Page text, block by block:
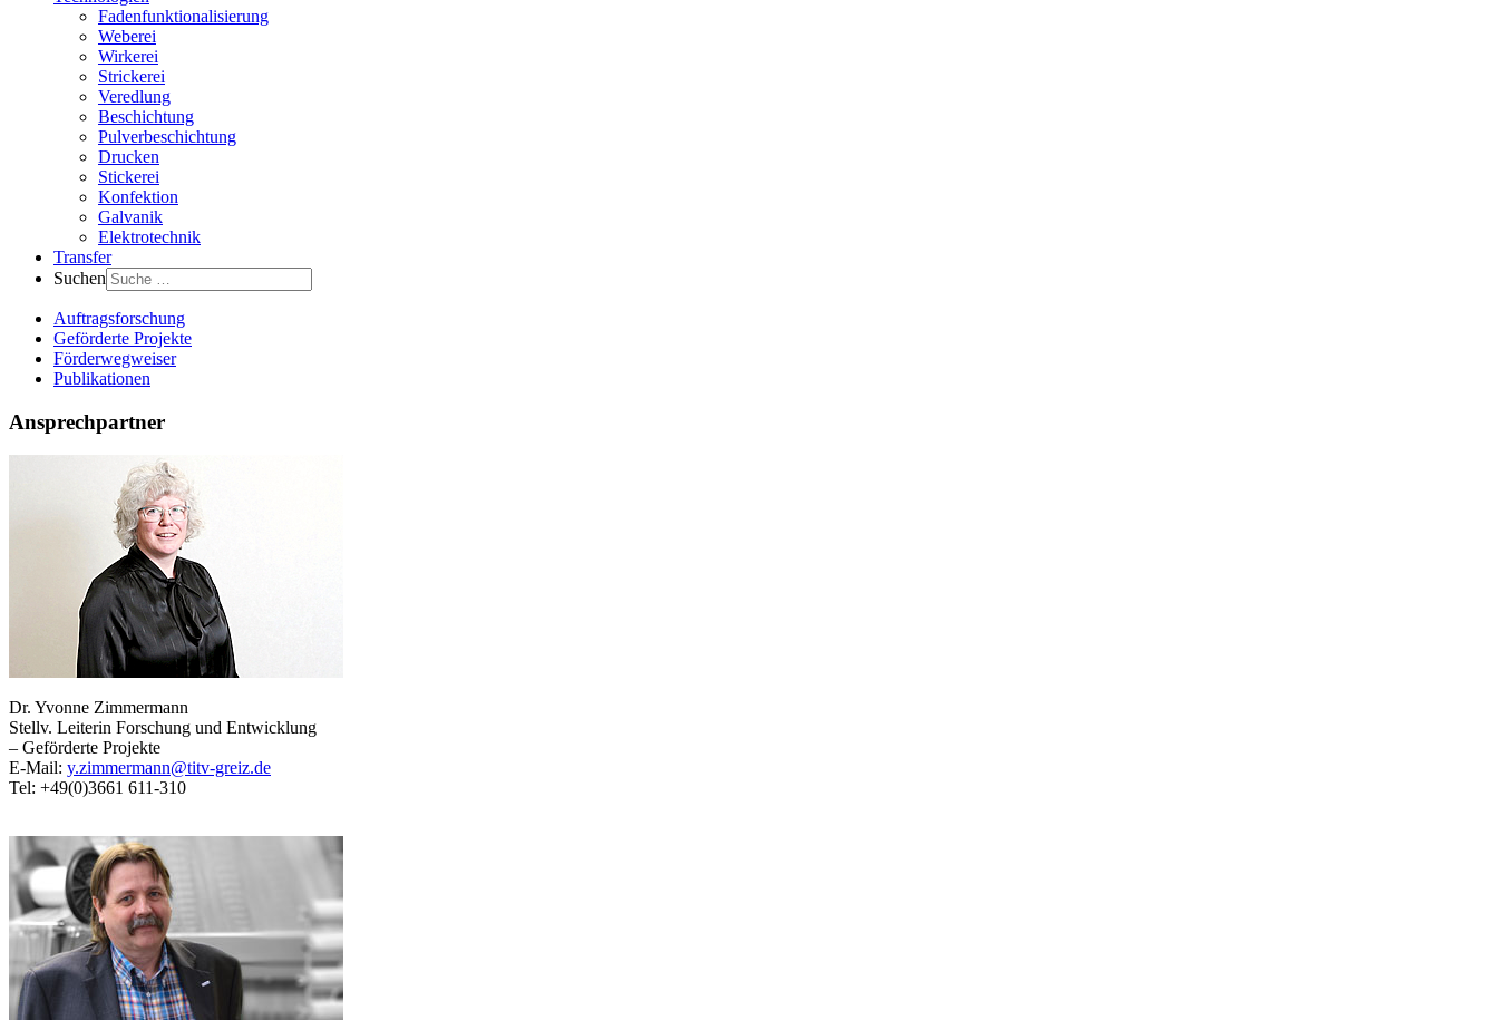
Fadenfunktionalisierung
Weberei
Wirkerei
Strickerei
Veredlung
Beschichtung
Pulverbeschichtung
Drucken
Stickerei
Konfektion
Galvanik
Elektrotechnik
Transfer
Suchen
Auftragsforschung
Geförderte Projekte
Förderwegweiser
Publikationen
Ansprechpartner
Dr. Yvonne Zimmermann
Stellv. Leiterin Forschung und Entwicklung
– Geförderte Projekte
E-Mail: y.zimmermann@titv-greiz.de
Tel: +49(0)3661 611-310